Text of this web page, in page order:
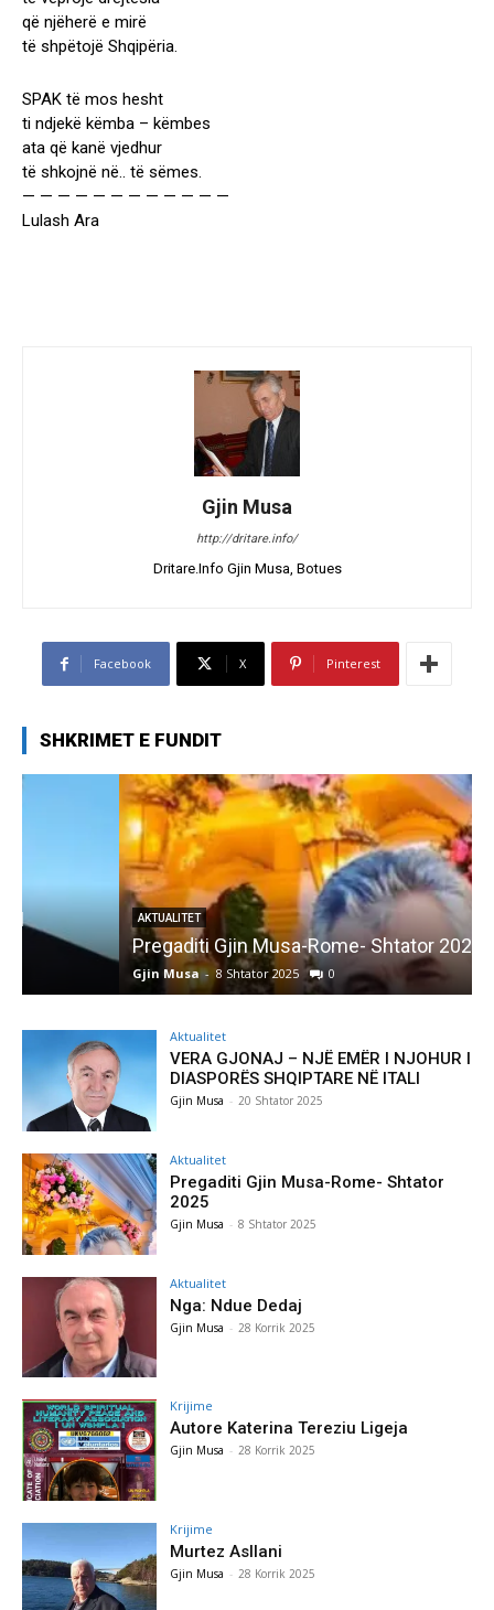
që njëherë e mirë
të shpëtojë Shqipëria.
SPAK të mos hesht
ti ndjekë këmba – këmbes
ata që kanë vjedhur
të shkojnë në.. të sëmes.
— — — — — — — — — — — —
Lulash Ara
Gjin Musa
http://dritare.info/
Dritare.Info Gjin Musa, Botues
Facebook X Pinterest
SHKRIMET E FUNDIT
Pregaditi Gjin Musa-Rome- Shtator 2025
8 Shtator 2025 0
Aktualitet
VERA GJONAJ – NJË EMËR I NJOHUR I
DIASPORËS SHQIPTARE NË ITALI
Gjin Musa - 20 Shtator 2025
Aktualitet
Pregaditi Gjin Musa-Rome- Shtator
2025
Gjin Musa - 8 Shtator 2025
Aktualitet
Nga: Ndue Dedaj
Gjin Musa - 28 Korrik 2025
Krijime
Autore Katerina Tereziu Ligeja
Gjin Musa - 28 Korrik 2025
Krijime
Murtez Asllani
Gjin Musa - 28 Korrik 2025